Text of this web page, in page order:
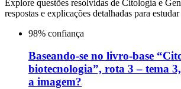
Explore questões resolvidas de Citologia e
respostas e explicações detalhadas para
98% confiança
Baseando-se no livro-base
biotecnologia”, rota 3 – tema
a imagem?